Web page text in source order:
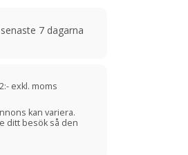
7 dagarna
exkl. moms
kan variera.
ditt besök så den